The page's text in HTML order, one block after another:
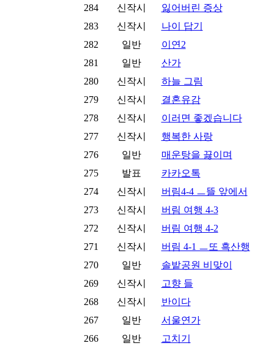
284
신작시
잃어버린 증상
283
신작시
나이 답기
282
일반
이연2
281
일반
산가
280
신작시
하늘 그림
279
신작시
결혼유감
278
신작시
이러면 좋겠습니다
277
신작시
행복한 사랑
276
일반
매운탕을 끓이며
275
발표
카카오톡
274
신작시
버림4-4 ㅡ뜰 앞에서
273
신작시
버림 여행 4-3
272
신작시
버림 여행 4-2
271
신작시
버림 4-1 ㅡ또 흑산행
270
일반
솔밭공원 비맞이
269
신작시
고향 들
268
신작시
반이다
267
일반
서울연가
266
일반
고치기